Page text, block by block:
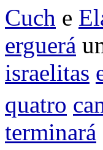
Cuch e
erguerá
israelitas
quatro
terminará